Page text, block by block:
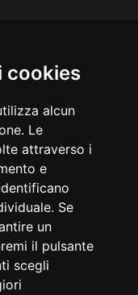
cookies
alcun
Le
attraverso i
e
Se
un
il pulsante
scegli